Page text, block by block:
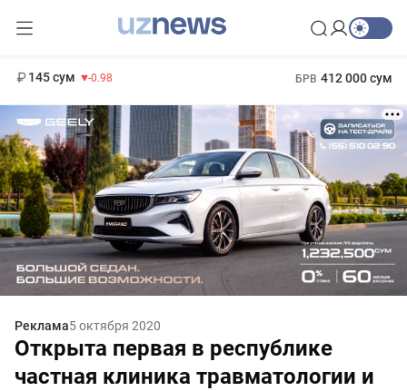
145 сум -0.98 БРВ 412 000 сум
Реклама5 октября 2020
Открыта первая в республике
частная клиника травматологии и